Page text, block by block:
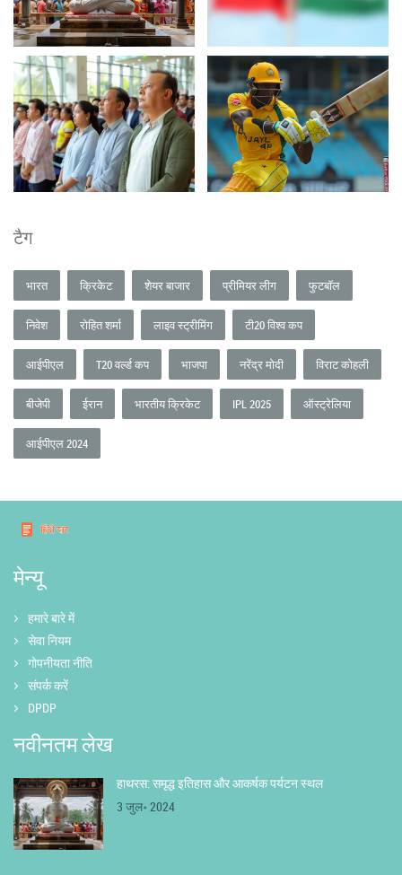
टैग
भारत क्रिकेट शेयर बाजार प्रीमियर लीग फुटबॉल
निवेश रोहित शर्मा लाइव स्ट्रीमिंग टी20 विश्व कप
आईपीएल T20 वर्ल्ड कप भाजपा नरेंद्र मोदी विराट कोहली
बीजेपी ईरान भारतीय क्रिकेट IPL 2025 ऑस्ट्रेलिया
आईपीएल 2024
मेन्यू
हमारे बारे में
सेवा नियम
गोपनीयता नीति
संपर्क करें
DPDP
नवीनतम लेख
हाथरस: समृद्ध इतिहास और आकर्षक पर्यटन स्थल
3 जुल॰ 2024